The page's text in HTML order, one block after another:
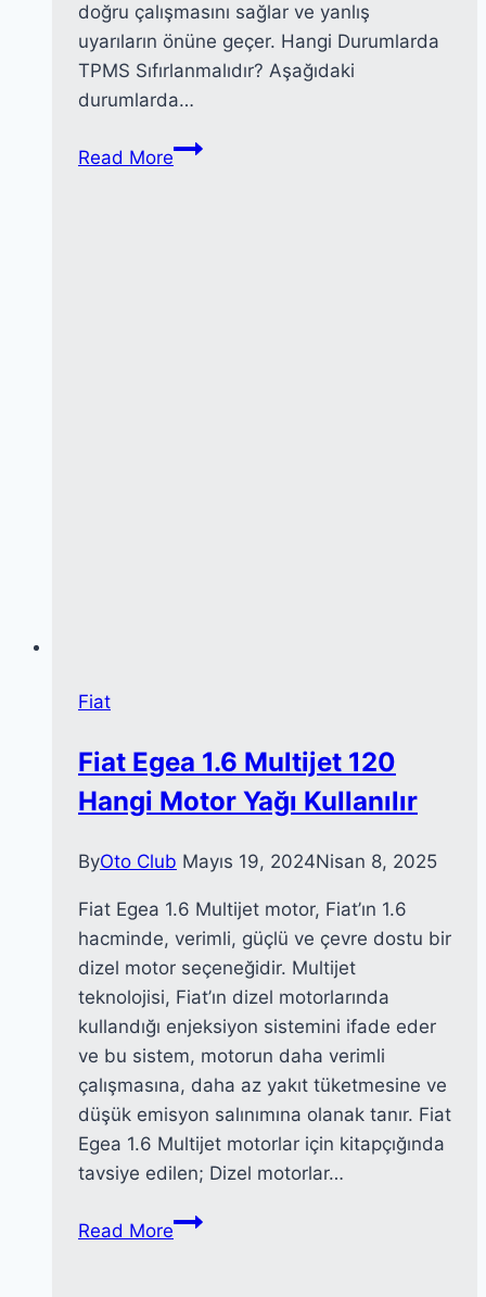
doğru çalışmasını sağlar ve yanlış
uyarıların önüne geçer. Hangi Durumlarda
TPMS Sıfırlanmalıdır? Aşağıdaki
durumlarda…
Read MoreFiat
Fiat
Fiat Egea 1.6 Multijet 120
Hangi Motor Yağı Kullanılır
ByOto Club Mayıs 19, 2024Nisan 8, 2025
Fiat Egea 1.6 Multijet motor, Fiat’ın 1.6
hacminde, verimli, güçlü ve çevre dostu bir
dizel motor seçeneğidir. Multijet
teknolojisi, Fiat’ın dizel motorlarında
kullandığı enjeksiyon sistemini ifade eder
ve bu sistem, motorun daha verimli
çalışmasına, daha az yakıt tüketmesine ve
düşük emisyon salınımına olanak tanır. Fiat
Egea 1.6 Multijet motorlar için kitapçığında
tavsiye edilen; Dizel motorlar…
Read MoreFiat